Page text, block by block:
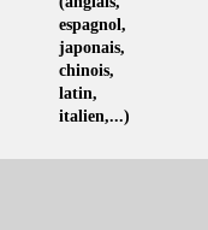
espagnol,
japonais,
chinois,
latin,
italien,...)